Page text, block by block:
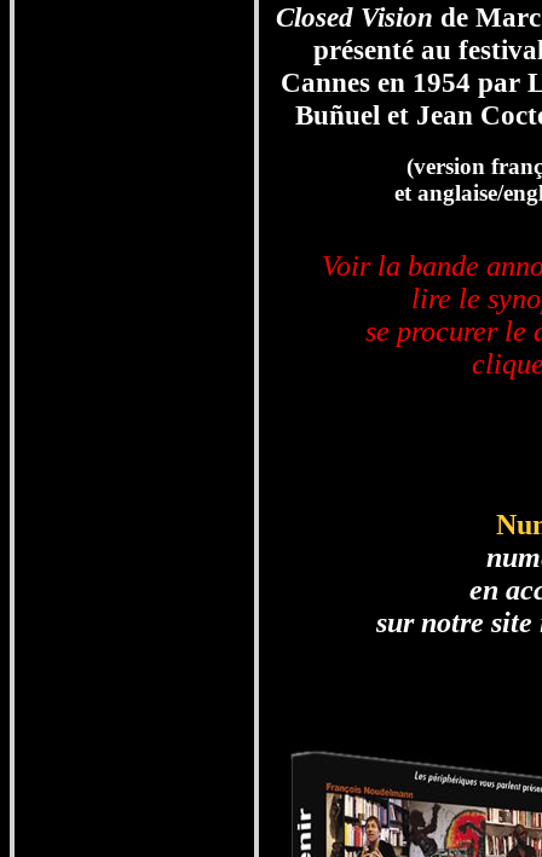
Closed Vision de
présenté au
Cannes en 1954 par
Buñuel et Jean
(version
et anglaise/
Voir la bande
lire le
se procurer le
en
sur notre